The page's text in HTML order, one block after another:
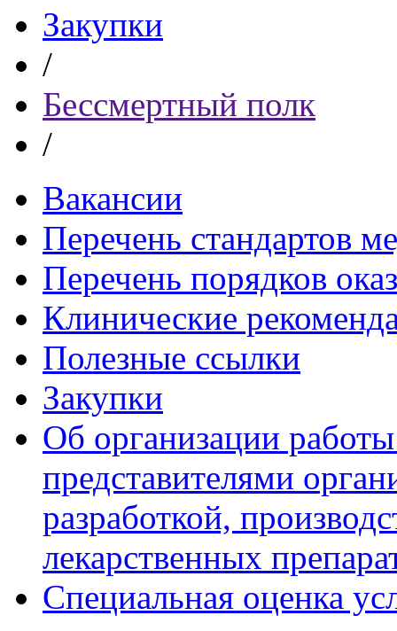
Закупки
/
Бессмертный полк
/
Вакансии
Перечень стандартов
Перечень порядков
Клинические
Полезные ссылки
Закупки
Об организации
представителями
разработкой,
лекарственных
Специальная оценка